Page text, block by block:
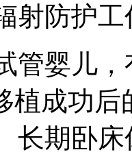
射防护工
婴儿，
植成功
长期卧